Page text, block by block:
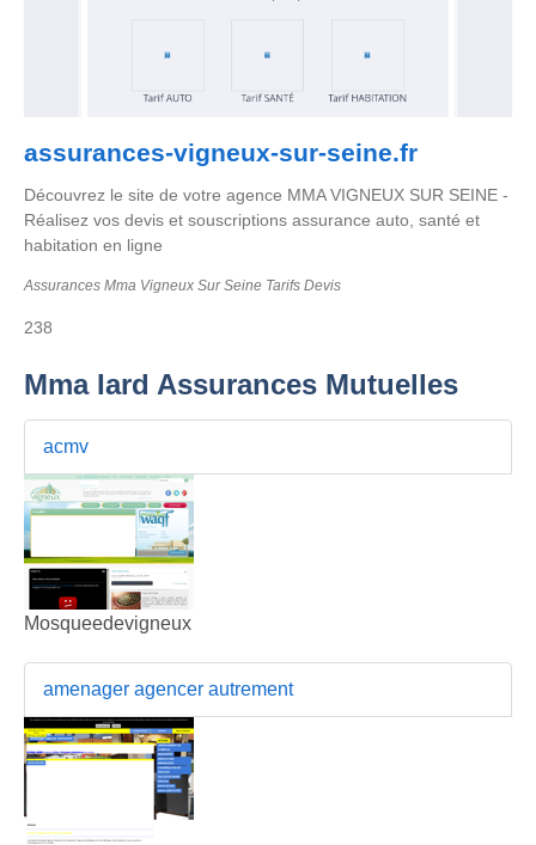
assurances-vigneux-sur-seine.fr
Découvrez le site de votre agence MMA VIGNEUX SUR SEINE -
Réalisez vos devis et souscriptions assurance auto, santé et
habitation en ligne
Assurances Mma Vigneux Sur Seine Tarifs Devis
238
Mma Iard Assurances Mutuelles
acmv
Mosqueedevigneux
amenager agencer autrement